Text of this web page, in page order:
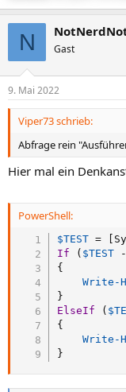
N Gast
9. Mai 2022
Viper73 schrieb:
Abfrage rein
Hier mal ein
PowerShell:
$TEST =
If
( $TEST
{
Write-
}
ElseIf
(
{
Write-
}